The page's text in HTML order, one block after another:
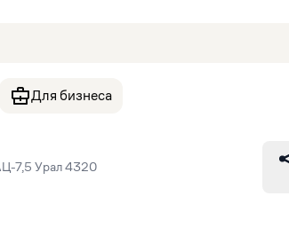
Для бизнеса
7,5 Урал 4320